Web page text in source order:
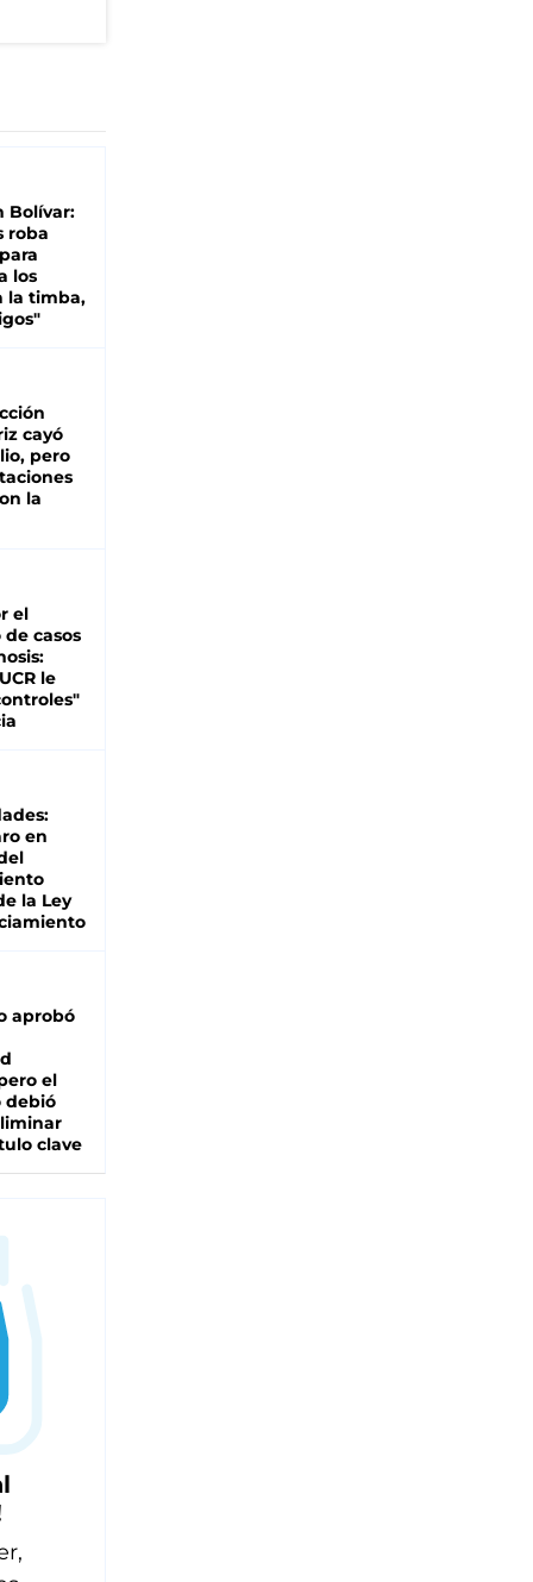
Bolívar:
roba
los
la timba,
cayó
pero
la
el
casos
le
en
la Ley
aprobó
el
debió
clave